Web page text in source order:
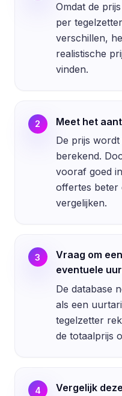
Omdat de
per
verschillen,
realistische
vinden.
2
Meet het
De prijs
berekend.
vooraf goed
offertes beter
vergelijken.
3
Vraag om
eventuele
De database
als een
tegelzetter
de totaalprijs
4
Vergelijk